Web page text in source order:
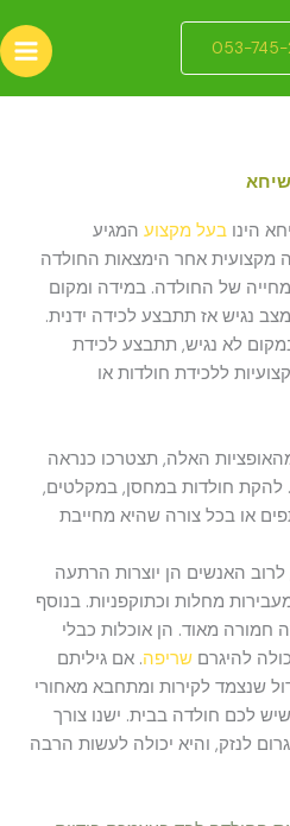
053-745-
הינו בעל מקצוע המגיע
מקצועית אחר הימצאות החולדה
של החולדה. במידה ומקום
נגיש אז תתבצע לכידה ידנית.
לא נגיש, תתבצע לכידת
ללכידת חולדות או
האלה, תצטרכו כנראה
להקת חולדות במחסן, במקלטים,
או בכל צורה שהיא מחייבת
לרוב האנשים הן יוצרות הרתעה
מחלות וכתוקפניות. בנוסף
חמורה מאוד. הן אוכלות כבלי
להיגרם שריפה. אם גיליתם
שנצמד לקירות ומתחבא מאחורי
לכם חולדה בבית. ישנו צורך
לנזק, והיא יכולה לעשות הרבה